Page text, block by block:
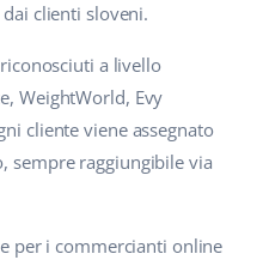
clienti sloveni.
a livello
WeightWorld, Evy
cliente viene assegnato
sempre raggiungibile via
per i commercianti online